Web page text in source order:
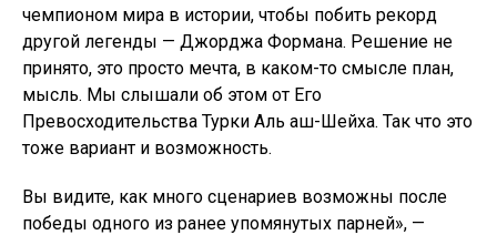
чемпионом мира в истории, чтобы побить рекорд
другой легенды — Джорджа Формана. Решение не
принято, это просто мечта, в каком-то смысле план,
мысль. Мы слышали об этом от Его
Превосходительства Турки Аль аш-Шейха. Так что это
тоже вариант и возможность.
Вы видите, как много сценариев возможны после
победы одного из ранее упомянутых парней», —